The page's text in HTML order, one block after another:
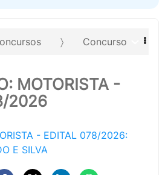
Concurso
MOTORISTA -
2026
- EDITAL 078/2026:
E SILVA